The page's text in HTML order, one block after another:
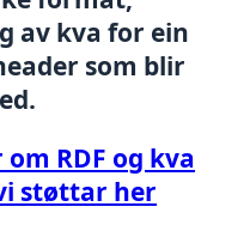
av kva for ein
som blir
om RDF og kva
støttar her